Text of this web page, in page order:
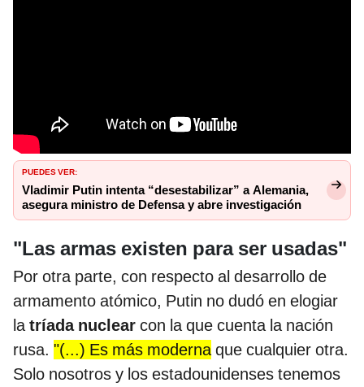
PUEDES VER:
Vladimir Putin intenta “desestabilizar” a Alemania,
asegura ministro de Defensa y abre investigación
"Las armas existen para ser usadas"
Por otra parte, con respecto al desarrollo de
armamento atómico, Putin no dudó en elogiar
latríada nuclear con la que cuenta la nación
rusa. "(...) Es más modernaque cualquier otra.
Solo nosotros y los estadounidenses tenemos